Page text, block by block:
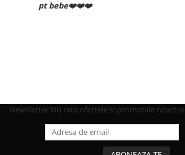
pt bebe❤️❤️❤️
Newsletter Nu rata ofertele si promotiile noastre